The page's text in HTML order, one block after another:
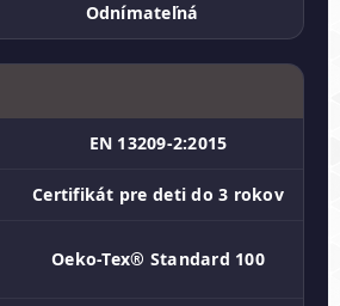
Odnímateľná
EN 13209-2:2015
Certifikát pre deti do 3 rokov
Oeko-Tex® Standard 100